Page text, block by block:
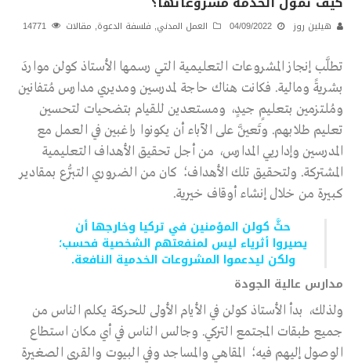
هيلين روز 04/09/2022 العمل المدني, فلسفة الدعوة, مقالات
تطلَّب إنجاز المشروعات التعليمية التي رسمها الأستاذ كولن مواردَ
بشريةً ومالية. فكانت هناك حاجة لمدرسين ومديري مدارس مُتفانين
ومُلتزمين بتعليمٍ جيدٍ، ومستعدين للقيام بتضحيات لتحسين
تعليم طلابهم. وتَعيَّن على الآباء أن يكونوا راغبين في العمل مع
المدرسين وإداريي المدارس، من أجل تحقيق الأهداف التعليمية
المشتركة. ولتحقيق تلك الأهداف؛ كان من الضروري التبرُّع بمقادير
كبيرة من خلال إنشاء أوقاف خيرية.
حثَّ كولن المؤمنين في تركيا وخارجها أن
يصيروا أثرياء ليس لمنفعتهم الشخصية فحسب؛
ولكن ليدعموا المشروعات الخدمية النافعة.
مدارس عالية الجودة
ولذلك، بدأ الأستاذ كولن في الأيام الأولى للحركة يكلم الناس من
جميع طبقات المجتمع التركي. وجالس الناس في أي مكان استطاع
الوصول إليهم فيه؛ المقاهي والمساجد وفي البيوت والقرى الصغيرة